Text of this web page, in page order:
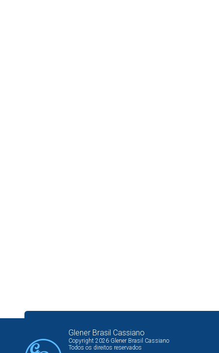
Glener Brasil Cassiano
Copyright 2026 Glener Brasil Cassiano
Todos os direitos reservados